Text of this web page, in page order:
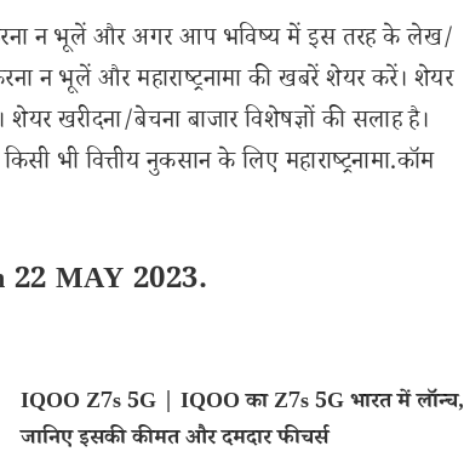
न भूलें और अगर आप भविष्य में इस तरह के लेख/
न भूलें और महाराष्ट्रनामा की खबरें शेयर करें। शेयर
खरीदना/बेचना बाजार विशेषज्ञों की सलाह है।
भी वित्तीय नुकसान के लिए महाराष्ट्रनामा.कॉम
22 MAY 2023.
IQOO Z7s 5G | IQOO का Z7s 5G भारत में लॉन्च,
जानिए इसकी कीमत और दमदार फीचर्स